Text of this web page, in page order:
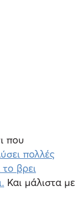
που
πολλές
βρει
Και μάλιστα με